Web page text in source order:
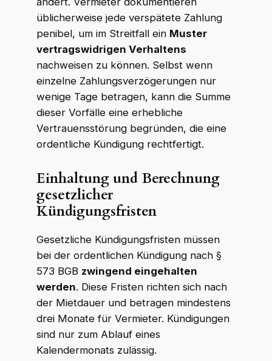
üblicherweise jede verspätete Zahlung
penibel, um im Streitfall ein Muster
vertragswidrigen Verhaltens
nachweisen zu können. Selbst wenn
einzelne Zahlungsverzögerungen nur
wenige Tage betragen, kann die Summe
dieser Vorfälle eine erhebliche
Vertrauensstörung begründen, die eine
ordentliche Kündigung rechtfertigt.
Einhaltung und Berechnung
gesetzlicher
Kündigungsfristen
Gesetzliche Kündigungsfristen müssen
bei der ordentlichen Kündigung nach §
573 BGB zwingend eingehalten
werden. Diese Fristen richten sich nach
der Mietdauer und betragen mindestens
drei Monate für Vermieter. Kündigungen
sind nur zum Ablauf eines
Kalendermonats zulässig.